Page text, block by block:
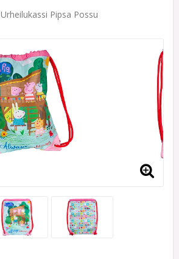
Urheilukassi Pipsa Possu